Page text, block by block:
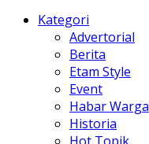
Kategori
Advertorial
Berita
Etam Style
Event
Habar Warga
Historia